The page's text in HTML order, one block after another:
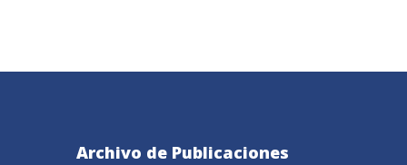
Archivo de Publicaciones